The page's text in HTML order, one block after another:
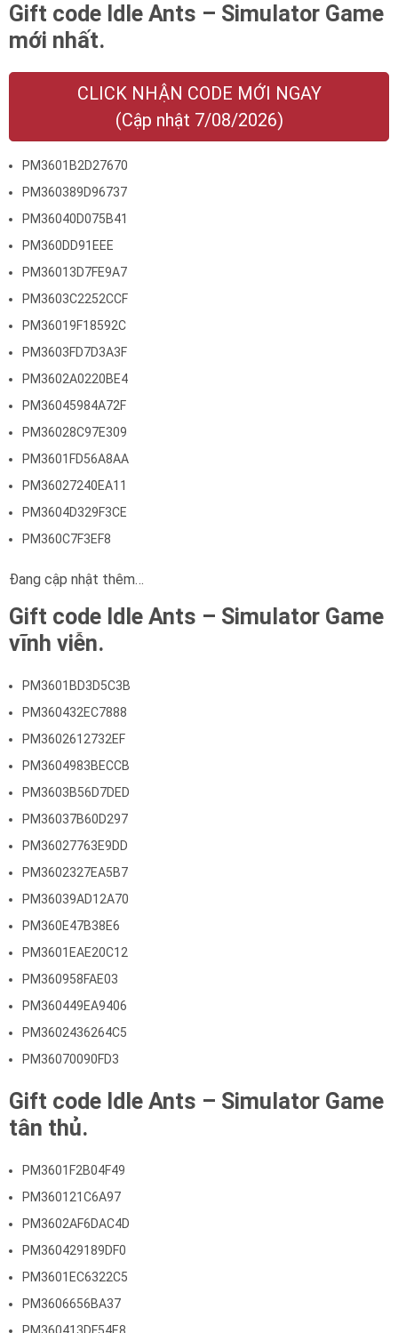
Gift code Idle Ants – Simulator Game
mới nhất.
CLICK NHẬN CODE MỚI NGAY
(Cập nhật 7/08/2026)
PM3601B2D27670
PM360389D96737
PM36040D075B41
PM360DD91EEE
PM36013D7FE9A7
PM3603C2252CCF
PM36019F18592C
PM3603FD7D3A3F
PM3602A0220BE4
PM36045984A72F
PM36028C97E309
PM3601FD56A8AA
PM36027240EA11
PM3604D329F3CE
PM360C7F3EF8
Đang cập nhật thêm…
Gift code Idle Ants – Simulator Game
vĩnh viễn.
PM3601BD3D5C3B
PM360432EC7888
PM3602612732EF
PM3604983BECCB
PM3603B56D7DED
PM36037B60D297
PM36027763E9DD
PM3602327EA5B7
PM36039AD12A70
PM360E47B38E6
PM3601EAE20C12
PM360958FAE03
PM360449EA9406
PM3602436264C5
PM36070090FD3
Gift code Idle Ants – Simulator Game
tân thủ.
PM3601F2B04F49
PM360121C6A97
PM3602AF6DAC4D
PM360429189DF0
PM3601EC6322C5
PM3606656BA37